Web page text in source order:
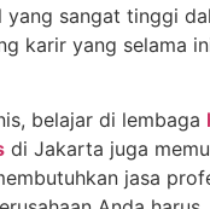
yang sangat tinggi
karir yang selama
belajar di lembaga
di Jakarta juga
jasa